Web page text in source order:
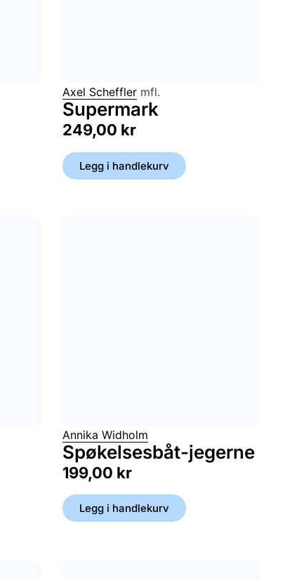
Axel Schefflermfl.
Supermark
249,00 kr
Legg i handlekurv
Annika Widholm
Spøkelsesbåt-jegerne
199,00 kr
Legg i handlekurv